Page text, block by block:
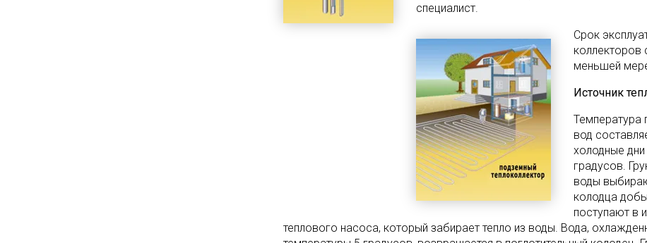
специалист.
Срок
коллекторов
меньшей
Источник
Температура
вод
холодные
градусов.
воды
колодца
поступают в
теплового насоса, который забирает тепло из воды. Вода,